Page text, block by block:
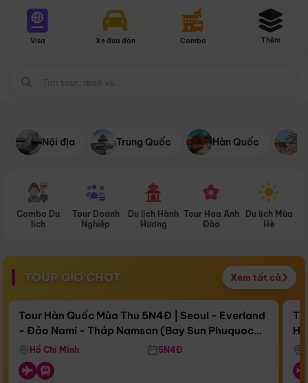
Visa Xe đưa đón Combo Thêm
Nội địa Trung Quốc Hàn Quốc
Combo Du
lịch
Tour Doanh
Nghiệp
Du lịch Hành
Hương
Tour Hoa Anh
Đào
Du lịch Mùa
Hè
TOUR GIỜ CHÓT Xem tất cả
Còn17 ngày 05:18:10
Bay Sun Phuquoc Airways
Điểm nổi bật
Tour Hàn Quốc Mùa Thu 5N4Đ | Seoul - Everland
- Đảo Nami - Tháp Namsan (Bay Sun Phuquoc
Airways)
Hồ Chí Minh 5N4Đ